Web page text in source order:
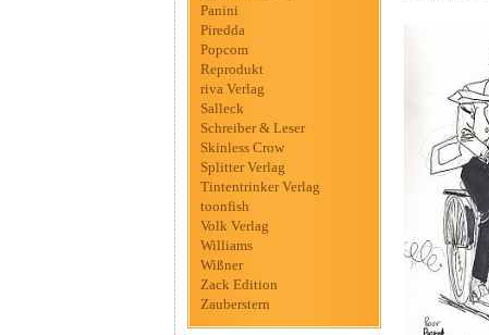
Panini
Piredda
Popcom
Reprodukt
riva Verlag
Salleck
Schreiber & Leser
Skinless Crow
Splitter Verlag
Tintentrinker Verlag
toonfish
Volk Verlag
Williams
Wißner
Zack Edition
Zauberstern